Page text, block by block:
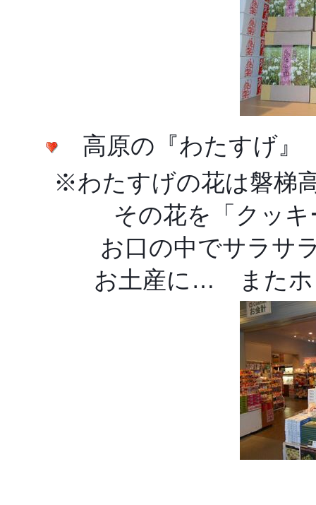
高原の『わたすげ
※わたすげの花は磐梯
その花を「クッキ
お口の中でサラサ
お土産に… またホ